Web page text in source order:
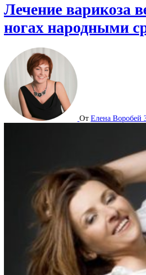
Лечение варикоза
ногах народными
От Елена Воробей